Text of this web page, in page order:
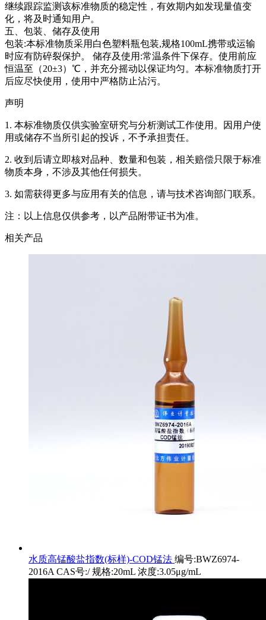
继续跟踪监测该标准物质的稳定性，有效期内如发现量值变
化，将及时通知用户。
五、包装、储存及使用
包装:本标准物质采用白色塑料瓶包装,规格100mL携带或运输
时应有防碎裂保护。 储存及使用:常温条件下保存。使用前应
恒温至（20±3）℃，并充分摇动以保证均匀。本标准物质打开
后应尽快使用，使用中严格防止沾污。
声明
1. 本标准物质仅供实验室研究与分析测试工作使用。因用户使
用或储存不当所引起的投诉，不予承担责任。
2. 收到后请立即核对品种、数量和包装，相关赔偿只限于标准
物质本身，不涉及其他任何损失。
3. 如需获得更多与应用有关的信息，请与技术咨询部门联系。
注：以上信息仅供参考，以产品附带证书为准。
相关产品
水质高锰酸盐指数(标样)-COD锰法 编号:BWZ6974-
2016A CAS号:/ 规格:20mL 浓度:3.05μg/mL